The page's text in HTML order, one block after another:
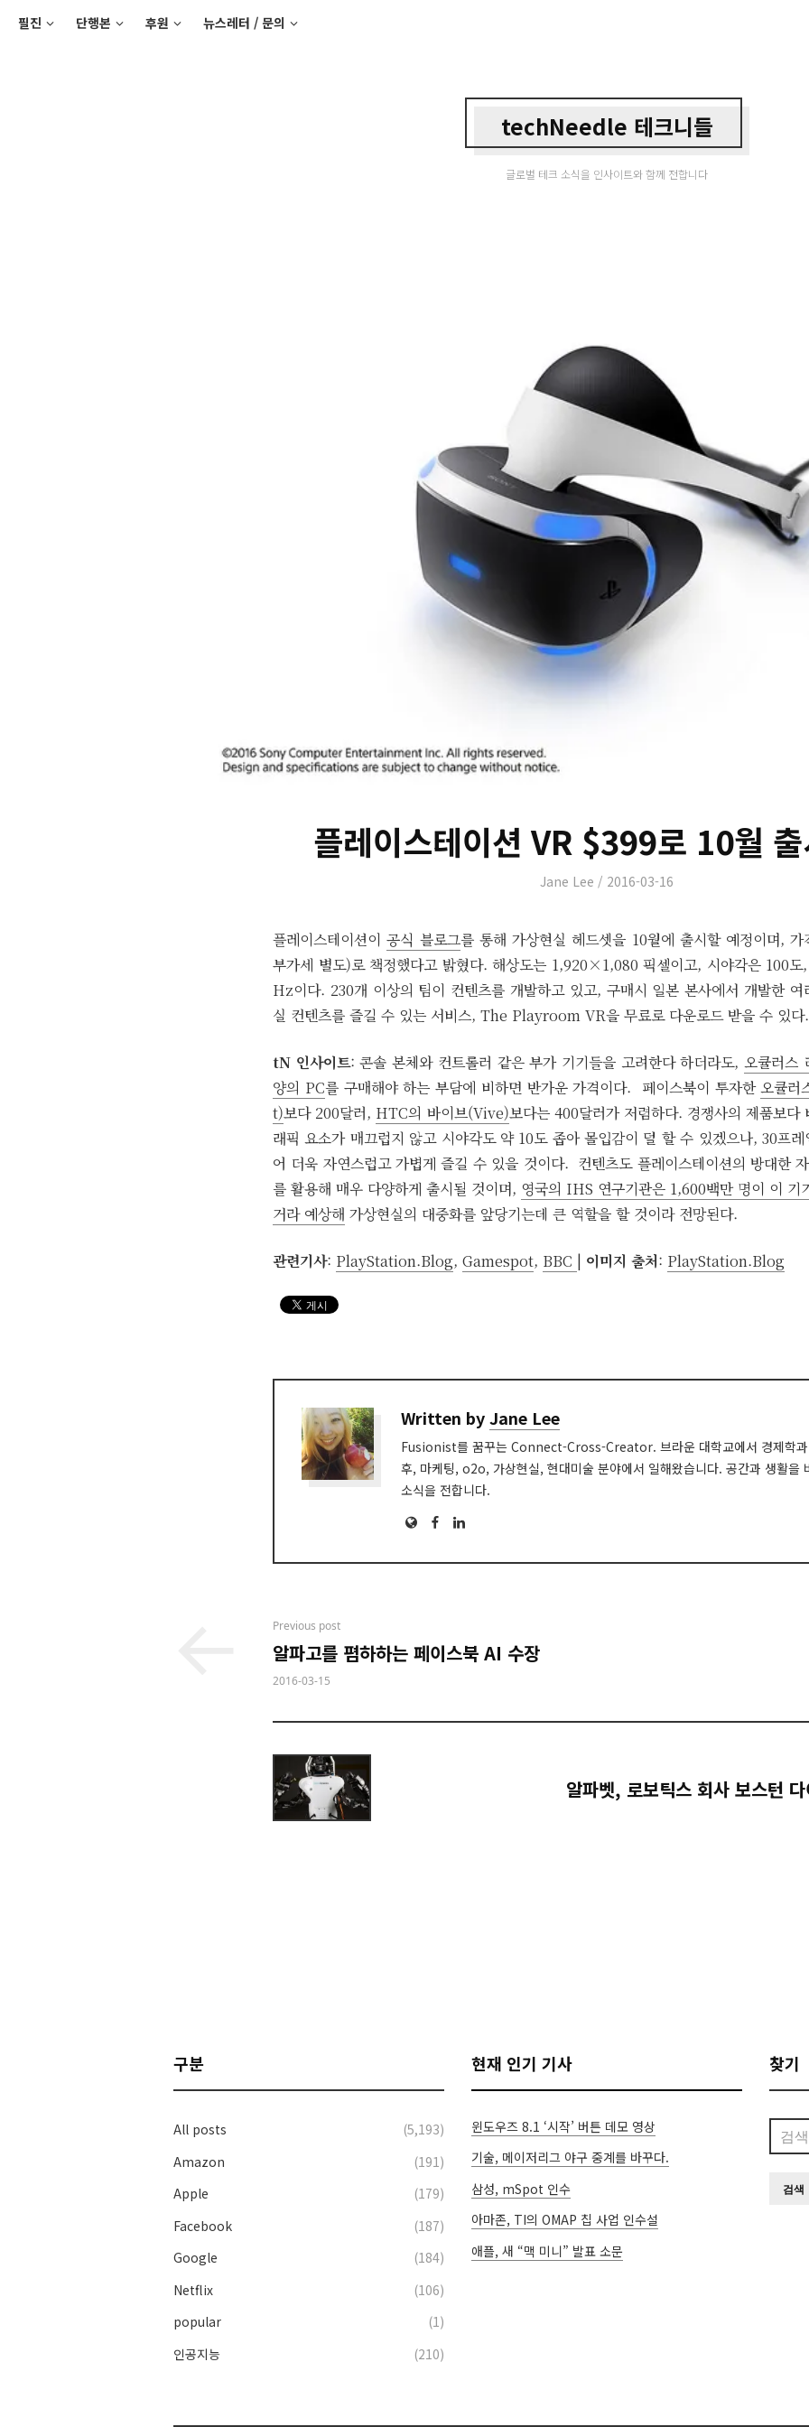
필진 단행본 후원 뉴스레터 / 문의
techNeedle 테크니들
글로벌 테크 소식을 인사이트와 함께 전합니다
플레이스테이션 VR $399로 10월
Author
Jane Lee
Posted
2016-03-16
플레이스테이션이공식 블로그를 통해 가상현실 헤드셋을 10월에 출시할 예정이며,
부가세 별도)로 책정했다고 밝혔다. 해상도는 1,920×1,080 픽셀이고, 시야각은 100도
Hz이다. 230개 이상의 팀이 컨텐츠를 개발하고 있고, 구매시 일본 본사에서 개발한 여
실 컨텐츠를 즐길 수 있는 서비스, The Playroom VR을 무료로 다운로드 받을 수 있다.
tN 인사이트: 콘솔 본체와 컨트롤러 같은 부가 기기들을 고려한다 하더라도,오큘러스
양의 PC를 구매해야 하는 부담에 비하면 반가운 가격이다. 페이스북이 투자한오큘
t)보다 200달러, HTC의 바이브(Vive)보다는 400달러가 저렴하다. 경쟁사의 제품보다
래픽 요소가 매끄럽지 않고 시야각도 약 10도 좁아 몰입감이 덜 할 수 있겠으나, 30프
어 더욱 자연스럽고 가볍게 즐길 수 있을 것이다. 컨텐츠도 플레이스테이션의 방대한
를 활용해 매우 다양하게 출시될 것이며, 영국의 IHS 연구기관은 1,600백만 명이 이 기
거라 예상해 가상현실의 대중화를 앞당기는데 큰 역할을 할 것이라 전망된다.
관련기사: PlayStation.Blog, Gamespot, BBC | 이미지 출처: PlayStation.Blog
Written byJane Lee
Fusionist를 꿈꾸는 Connect-Cross-Creator. 브라운 대학교에서 경제학과
후, 마케팅, o2o, 가상현실, 현대미술 분야에서 일해왔습니다. 공간과 생활을
소식을 전합니다.
WebsiteFacebook
LinkedIn
navigation
Previous post
알파고를 폄하하는 페이스북 AI 수장
2016-03-15
알파벳, 로보틱스 회사 보스턴
구분
All posts
(5,193)
Amazon
(191)
Apple
(179)
Facebook
(187)
Google
(184)
Netflix
(106)
popular
(1)
인공지능
(210)
현재 인기 기사
윈도우즈 8.1 ‘시작’ 버튼 데모 영상
기술, 메이저리그 야구 중계를 바꾸다.
삼성, mSpot 인수
아마존, TI의 OMAP 칩 사업 인수설
애플, 새 “맥 미니” 발표 소문
찾기
색: